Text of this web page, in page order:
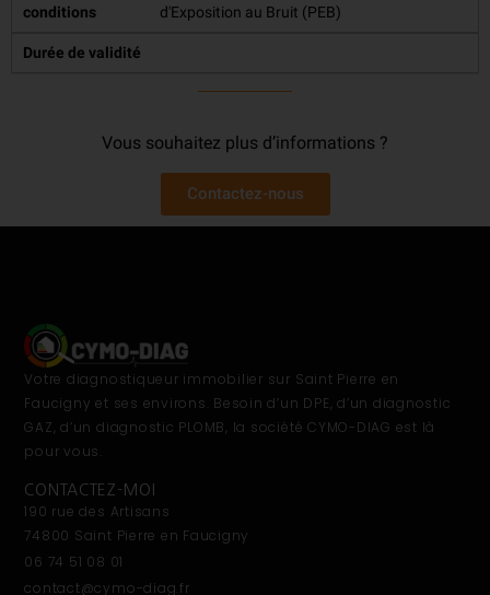
conditions
d'Exposition au Bruit (PEB)
Durée de validité
Vous souhaitez plus d’informations ?
Contactez-nous
Votre diagnostiqueur immobilier sur Saint Pierre en
Faucigny et ses environs. Besoin d’un DPE, d’un diagnostic
GAZ, d’un diagnostic PLOMB, la société CYMO-DIAG est là
pour vous.
CONTACTEZ-MOI
190 rue des Artisans
74800 Saint Pierre en Faucigny
06 74 51 08 01
contact@cymo-diag.fr